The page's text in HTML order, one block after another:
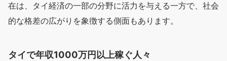
在は、タイ経済の一部の分野に活力を与える一方で、社会
的な格差の広がりを象徴する側面もあります。
タイで年収1000万円以上稼ぐ人々